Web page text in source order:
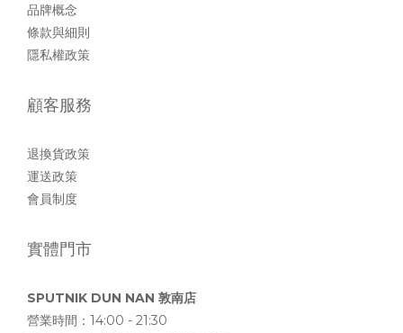
品牌概念
條款與細則
隱私權政策
顧客服務
退換貨政策
運送政策
會員制度
實體門市
SPUTNIK DUN NAN 敦南店
營業時間：14:00 - 21:30